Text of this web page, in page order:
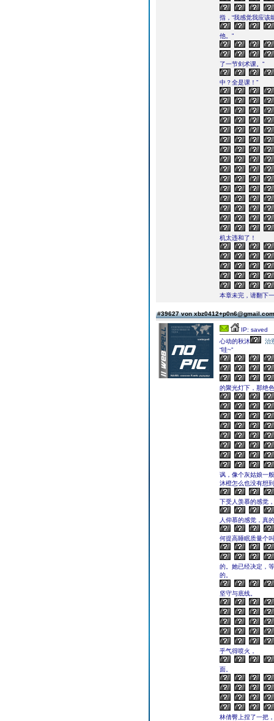
指，“我感觉我应该
他。”
了一节剑术课。”
中？全是课！”
机太违和了！
本章未完，请翻下
#39627 von
IP: saved
心动的秋沐
治
“哇~”
的聚光灯下，那绝
讽，像个灰姑娘一
沐橙怎么也没有想
下受人羡慕的感觉
人仰慕的感觉，真
何提高睡眠质量个
的。她已经决定，
的。
坚守与底线。
乎气得喷火，
面。
林倩臀上捏了一把